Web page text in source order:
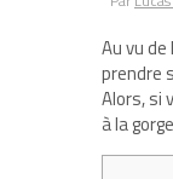
Au vu
prendre
Alors, si
à la